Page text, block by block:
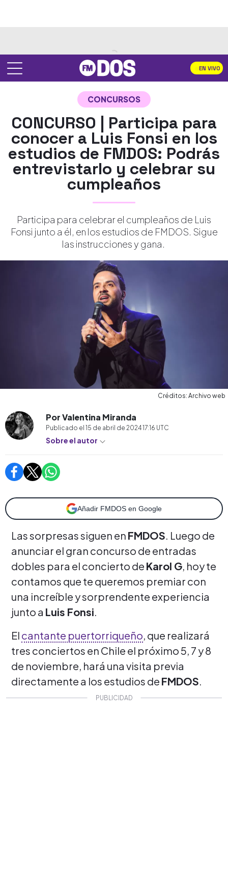
EN VIVO
CONCURSOS
CONCURSO | Participa para
conocer a Luis Fonsi en los
estudios de FMDOS: Podrás
entrevistarlo y celebrar su
cumpleaños
Participa para celebrar el cumpleaños de Luis
Fonsi junto a él, en los estudios de FMDOS. Sigue
las instrucciones y gana.
Créditos: Archivo web
Por Valentina Miranda
Publicado el 15 de abril de 2024 17:16 UTC
Sobre el autor
Añadir FMDOS en Google
Las sorpresas siguen en FMDOS. Luego de
anunciar el gran concurso de entradas
dobles para el concierto de Karol G, hoy te
contamos que te queremos premiar con
una increíble y sorprendente experiencia
junto a Luis Fonsi.
El cantante puertorriqueño, que realizará
tres conciertos en Chile el próximo 5, 7 y 8
de noviembre, hará una visita previa
directamente a los estudios de FMDOS.